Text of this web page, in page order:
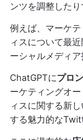
ンツを調整したり
例えば、マーケ
ィスについて最
ーシャルメディア
ChatGPTにプロ
ーケティングオ
ィスに関する新
する魅力的な